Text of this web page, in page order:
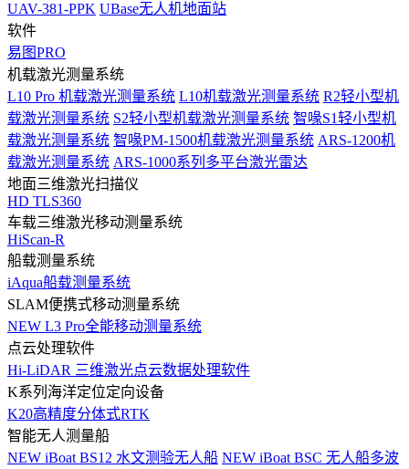
UAV-381-PPK UBase无人机地面站
软件
易图PRO
机载激光测量系统
L10 Pro 机载激光测量系统 L10机载激光测量系统 R2轻小型机
载激光测量系统 S2轻小型机载激光测量系统 智喙S1轻小型机
载激光测量系统 智喙PM-1500机载激光测量系统 ARS-1200机
载激光测量系统 ARS-1000系列多平台激光雷达
地面三维激光扫描仪
HD TLS360
车载三维激光移动测量系统
HiScan-R
船载测量系统
iAqua船载测量系统
SLAM便携式移动测量系统
NEW L3 Pro全能移动测量系统
点云处理软件
Hi-LiDAR 三维激光点云数据处理软件
K系列海洋定位定向设备
K20高精度分体式RTK
智能无人测量船
NEW iBoat BS12 水文测验无人船 NEW iBoat BSC 无人船多波